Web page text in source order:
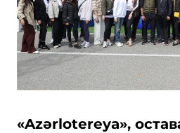
«Azərlotereya»,